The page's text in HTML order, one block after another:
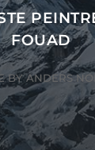
FOUAD
BYANDERS